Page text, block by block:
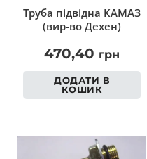
Труба підвідна КАМАЗ
(вир-во Дехен)
470,40 грн
ДОДАТИ В
КОШИК